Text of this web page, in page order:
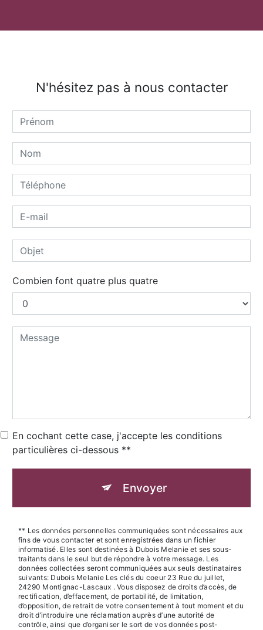
N'hésitez pas à nous contacter
Combien font quatre plus quatre
En cochant cette case, j'accepte les conditions
particulières ci-dessous **
Envoyer
** Les données personnelles communiquées sont nécessaires aux
fins de vous contacter et sont enregistrées dans un fichier
informatisé. Elles sont destinées à Dubois Melanie et ses sous-
traitants dans le seul but de répondre à votre message. Les
données collectées seront communiquées aux seuls destinataires
suivants: Dubois Melanie Les clés du coeur 23 Rue du juillet,
24290 Montignac-Lascaux . Vous disposez de droits d’accès, de
rectification, d’effacement, de portabilité, de limitation,
d’opposition, de retrait de votre consentement à tout moment et du
droit d’introduire une réclamation auprès d’une autorité de
contrôle, ainsi que d’organiser le sort de vos données post-